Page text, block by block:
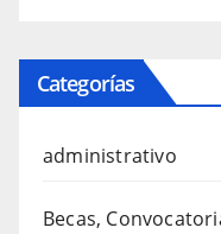
Categorías
administrativo
Becas,